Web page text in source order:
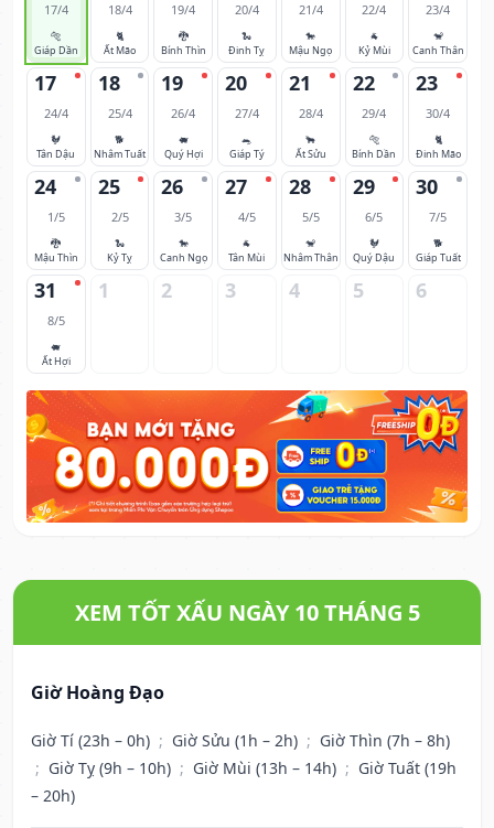
17/4
🐅
Giáp Dần
18/4
🐈
Ất Mão
19/4
🐉
Bính Thìn
20/4
🐍
Đinh Tỵ
21/4
🐎
Mậu Ngọ
22/4
🐐
Kỷ Mùi
23/4
🐒
Canh Thân
17
24/4
🐓
Tân Dậu
18
25/4
🐕
Nhâm Tuất
19
26/4
🐖
Quý Hợi
20
27/4
🐀
Giáp Tý
21
28/4
🐂
Ất Sửu
22
29/4
🐅
Bính Dần
23
30/4
🐈
Đinh Mão
24
1/5
🐉
Mậu Thìn
25
2/5
🐍
Kỷ Tỵ
26
3/5
🐎
Canh Ngọ
27
4/5
🐐
Tân Mùi
28
5/5
🐒
Nhâm Thân
29
6/5
🐓
Quý Dậu
30
7/5
🐕
Giáp Tuất
31
8/5
🐖
Ất Hợi
1 2 3 4 5 6
XEM TỐT XẤU NGÀY 10 THÁNG 5
Giờ Hoàng Đạo
Giờ Tí (23h – 0h) ; Giờ Sửu (1h – 2h) ; Giờ Thìn (7h – 8h)
; Giờ Tỵ (9h – 10h) ; Giờ Mùi (13h – 14h) ; Giờ Tuất (19h
– 20h)